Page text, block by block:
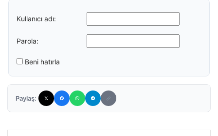
Kullanıcı adı:
Parola:
Beni hatırla
Paylaş: